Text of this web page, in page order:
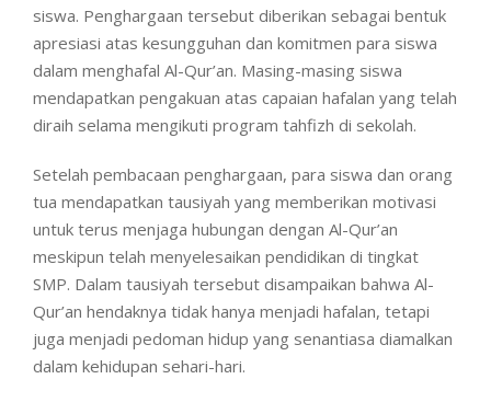
siswa. Penghargaan tersebut diberikan sebagai bentuk
apresiasi atas kesungguhan dan komitmen para siswa
dalam menghafal Al-Qur’an. Masing-masing siswa
mendapatkan pengakuan atas capaian hafalan yang telah
diraih selama mengikuti program tahfizh di sekolah.
Setelah pembacaan penghargaan, para siswa dan orang
tua mendapatkan tausiyah yang memberikan motivasi
untuk terus menjaga hubungan dengan Al-Qur’an
meskipun telah menyelesaikan pendidikan di tingkat
SMP. Dalam tausiyah tersebut disampaikan bahwa Al-
Qur’an hendaknya tidak hanya menjadi hafalan, tetapi
juga menjadi pedoman hidup yang senantiasa diamalkan
dalam kehidupan sehari-hari.